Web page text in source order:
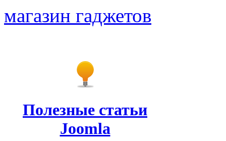
магазин гаджетов
Полезные статьи
Joomla